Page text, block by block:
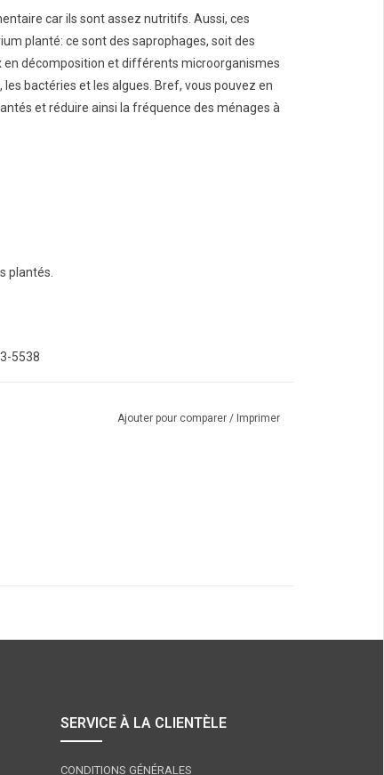
car ils sont assez nutritifs. Aussi, ces
planté: ce sont des saprophages, soit des
décomposition et différents microorganismes
bactéries et les algues. Bref, vous pouvez en
et réduire ainsi la fréquence des ménages à
plantés.
5538
Ajouter pour comparer / Imprimer
SERVICE À LA CLIENTÈLE
CONDITIONS GÉNÉRALES